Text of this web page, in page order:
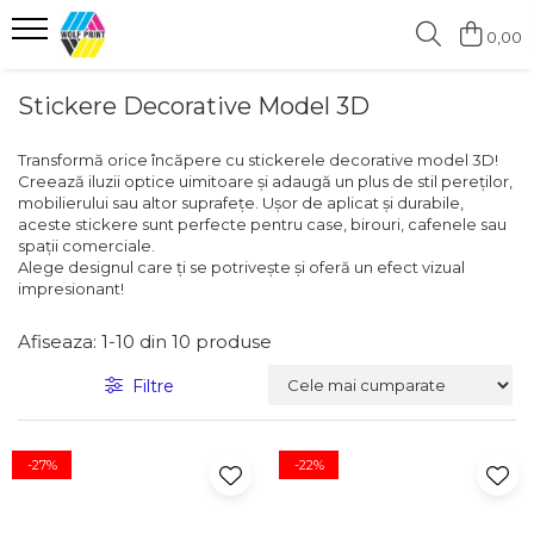
Stickere pentru Produse Bio &
Eco
Stickere personalizate printate
si decupate
Stickere copii
Stickere decorative
Stickere personalizate
Sisteme de Afisare
Placute Gravate Personalizate
0,00
Stickere Decorative Model 3D
Transformă orice încăpere cu stickerele decorative model 3D!
Creează iluzii optice uimitoare și adaugă un plus de stil pereților,
mobilierului sau altor suprafețe. Ușor de aplicat și durabile,
aceste stickere sunt perfecte pentru case, birouri, cafenele sau
spații comerciale.
Alege designul care ți se potrivește și oferă un efect vizual
impresionant!
Afiseaza: 1-10 din 10 produse
Filtre
-27% -22%